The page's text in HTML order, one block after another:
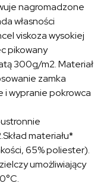
nagromadzone
własności
viskoza wysokiej
pikowany
300g/m2. Materiał
zamka
i wypranie pokrowca
materiału*
65% poliester).
umożliwiający